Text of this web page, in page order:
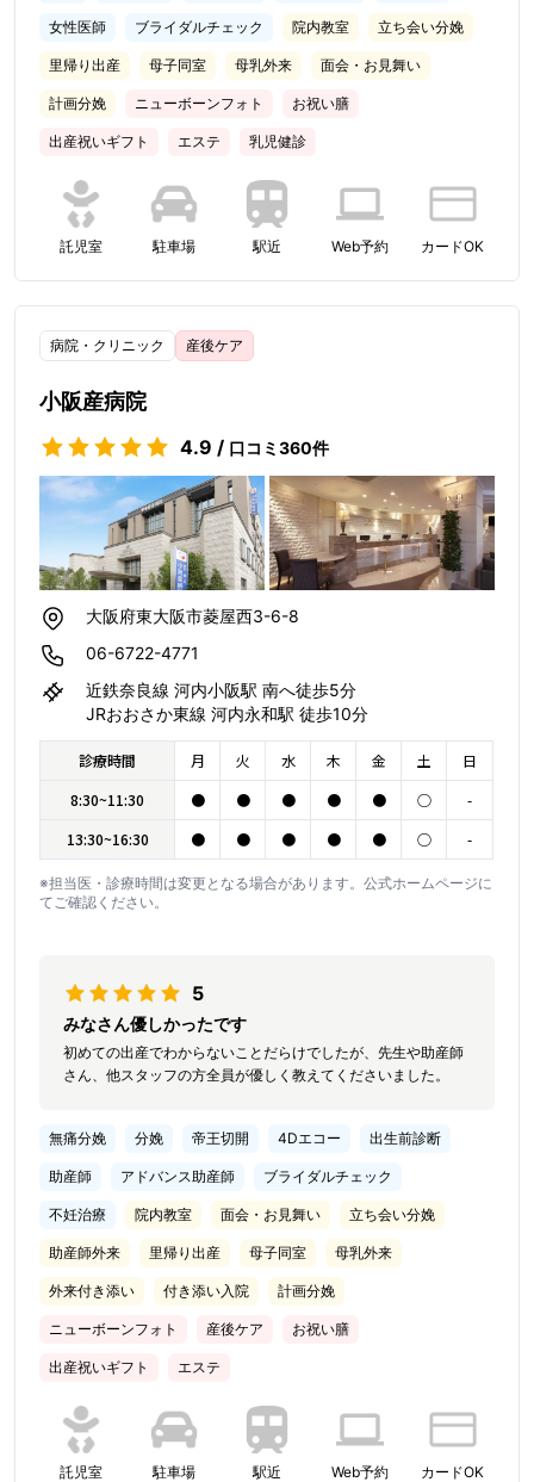
女性医師 ブライダルチェック 院内教室 立ち会い分娩
里帰り出産 母子同室 母乳外来 面会・お見舞い
計画分娩 ニューボーンフォト お祝い膳
出産祝いギフト エステ 乳児健診
託児室 駐車場 駅近 Web予約 カードOK
病院・クリニック 産後ケア
小阪産病院
4.9 / 口コミ 360件
大阪府東大阪市菱屋西3-6-8
06-6722-4771
近鉄奈良線 河内小阪駅 南へ徒歩5分
JRおおさか東線 河内永和駅 徒歩10分
診療時間 月 火 水 木 金 土
日
8:30~11:30
● ● ● ● ● ○
-
13:30~16:30
● ● ● ● ● ○ -
※担当医・診療時間は変更となる場合があります。公式ホームページに
てご確認ください。
5
みなさん優しかったです
初めての出産でわからないことだらけでしたが、先生や助産師
さん、他スタッフの方全員が優しく教えてくださいました。
無痛分娩 分娩 帝王切開 4Dエコー 出生前診断
助産師 アドバンス助産師 ブライダルチェック
不妊治療 院内教室 面会・お見舞い 立ち会い分娩
助産師外来 里帰り出産 母子同室 母乳外来
外来付き添い 付き添い入院 計画分娩
ニューボーンフォト 産後ケア お祝い膳
出産祝いギフト エステ
託児室 駐車場 駅近 Web予約 カードOK